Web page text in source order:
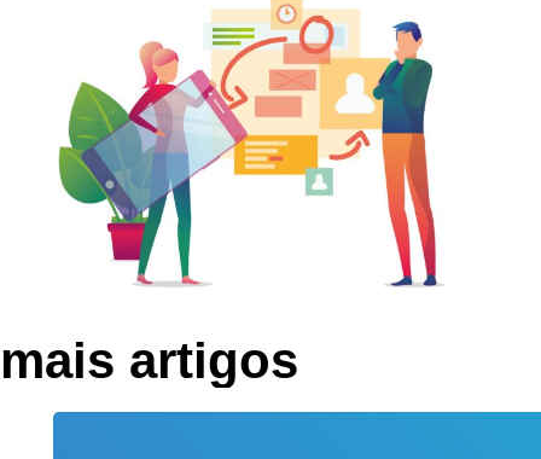
mais artigos